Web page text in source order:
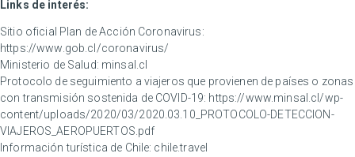
Links de interés:
Sitio oficial Plan de Acción Coronavirus:
https://www.gob.cl/coronavirus/
Ministerio de Salud: minsal.cl
Protocolo de seguimiento a viajeros que provienen de países o zonas
con transmisión sostenida de COVID-19: https://www.minsal.cl/wp-
content/uploads/2020/03/2020.03.10_PROTOCOLO-DETECCION-
VIAJEROS_AEROPUERTOS.pdf
Información turística de Chile: chile.travel